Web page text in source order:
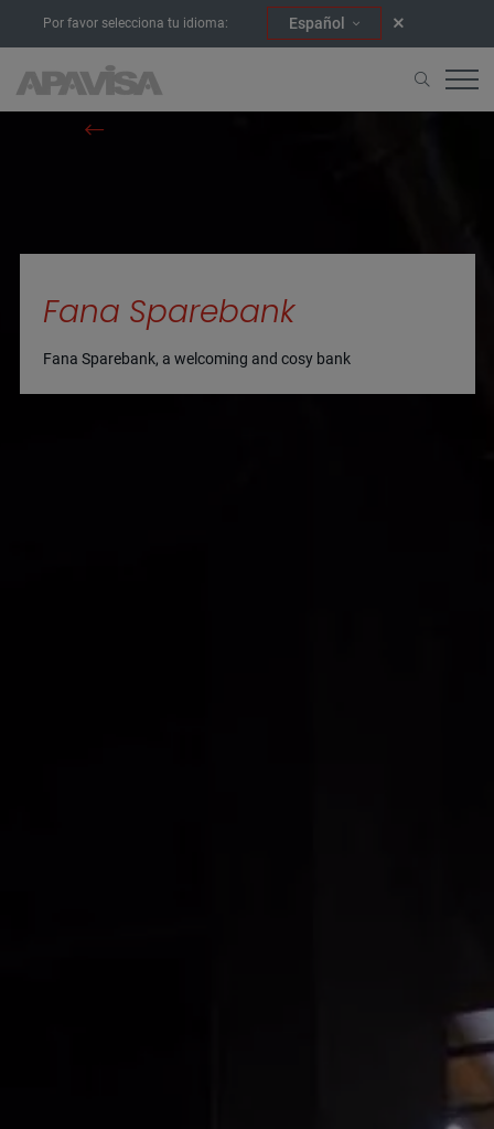
Por favor selecciona tu idioma: Español
Fana Sparebank
Fana Sparebank, a welcoming and cosy bank